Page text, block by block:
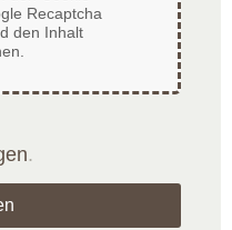
Recaptcha
den Inhalt
.